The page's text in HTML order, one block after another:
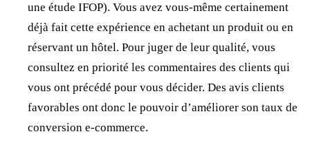
une étude IFOP). Vous avez vous-même certainement
déjà fait cette expérience en achetant un produit ou en
réservant un hôtel. Pour juger de leur qualité, vous
consultez en priorité les commentaires des clients qui
vous ont précédé pour vous décider. Des avis clients
favorables ont donc le pouvoir d’améliorer son taux de
conversion e-commerce.